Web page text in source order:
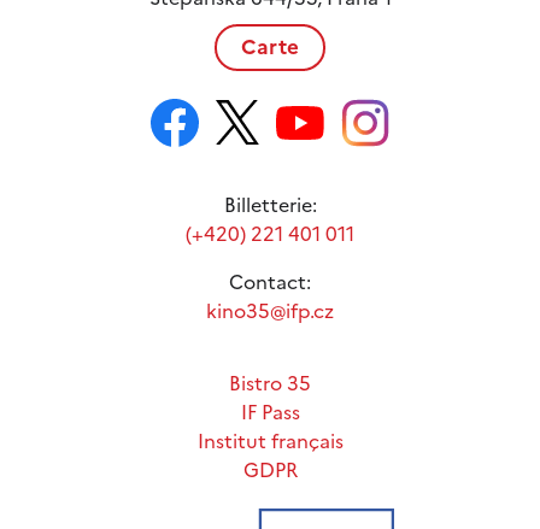
Carte
Billetterie:
(+420) 221 401 011
Contact:
kino35@ifp.cz
Bistro 35
IF Pass
Institut français
GDPR